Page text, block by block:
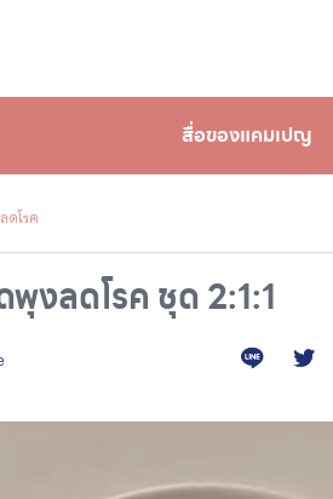
สื่อของแคมเปญ
ดโรค
ลดโรค ชุด 2:1:1